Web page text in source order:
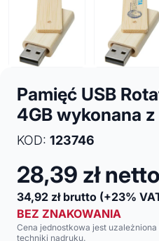
Pamięć USB
4GB wykonana
KOD: 123746
28,39 zł netto
34,92 zł brutto (+23%
BEZ ZNAKOWANIA
Cena jednostkowa jest
techniki nadruku.